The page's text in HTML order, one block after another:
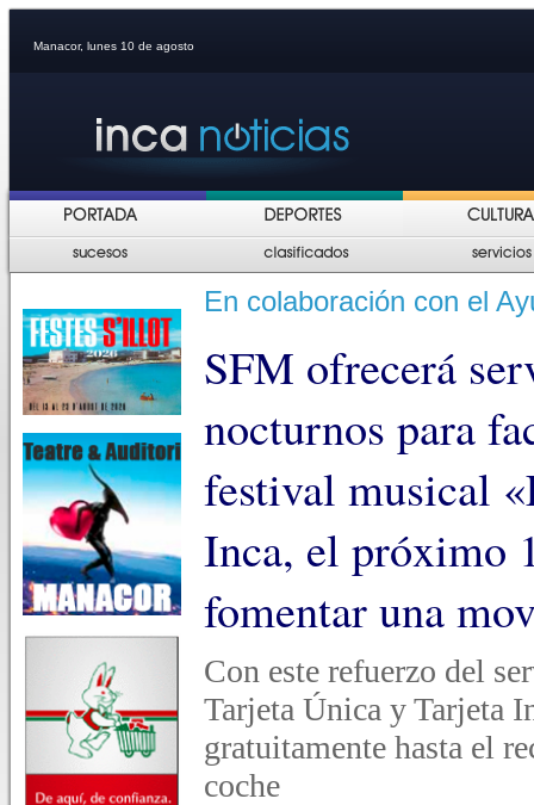
Manacor, lunes 10 de agosto
En colaboración con el
SFM ofrecerá
nocturnos para
festival musical
Inca, el próximo
fomentar una
Con este refuerzo del
Tarjeta Única y Tarjeta
gratuitamente hasta el
coche